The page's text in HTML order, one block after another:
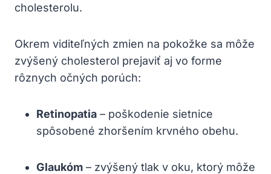
cholesterolu.
Okrem viditeľných zmien na pokožke sa môže
zvýšený cholesterol prejaviť aj vo forme
rôznych očných porúch:
Retinopatia – poškodenie⁣ sietnice
spôsobené zhoršením krvného obehu.
Glaukóm – zvýšený tlak v​ oku, ktorý môže